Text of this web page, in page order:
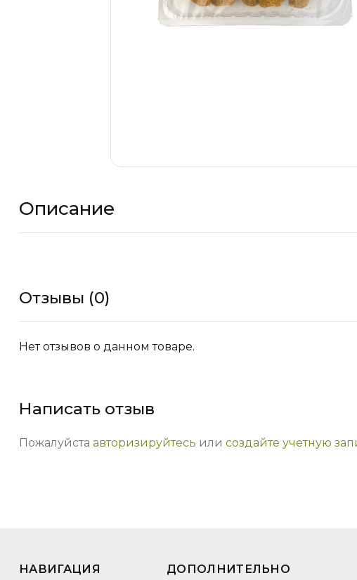
Описание
Отзывы (0)
Нет отзывов о данном товаре.
Написать отзыв
Пожалуйста авторизируйтесь или создайте учетную
НАВИГАЦИЯ ДОПОЛНИТЕЛЬНО